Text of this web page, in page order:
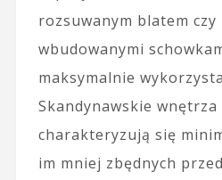
rozsuwanym blatem czy
wbudowanymi
maksymalnie
Skandynawskie wnętrza
charakteryzują się
im mniej zbędnych